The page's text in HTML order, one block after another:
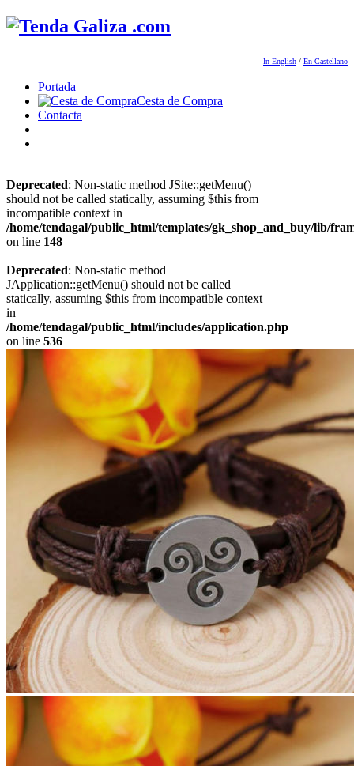
In English / En Castellano
Portada
Cesta de Compra
Contacta
Deprecated: Non-static method JSite::getMenu()
should not be called statically, assuming $this from
incompatible context in
/home/tendagal/public_html/templates/gk_shop_and_buy/lib/
on line 148
Deprecated: Non-static method
JApplication::getMenu() should not be called
statically, assuming $this from incompatible context
in
/home/tendagal/public_html/includes/application.php
on line 536